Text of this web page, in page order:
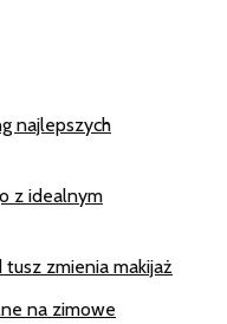
najlepszych
z idealnym
zmienia makijaż
na zimowe